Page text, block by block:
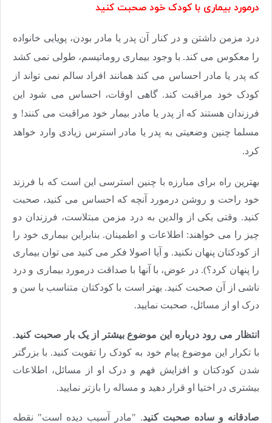
درمورد بیماری با کودک خود صحبت کنید
درد مزمن داشتن و در کنار آن پدر یا مادر بودن، پویایی خانواده
را معکوس می کند. با وجود بیماری روماتیسم، طولی نمی کشد
که پدر یا مادر احساس می کند همانند افراد سالم نمی تواند از
کودک خود مراقبت کند. گاهی اوقات، احساس می شود این
فرزندان هستند که از پدر یا مادر بیمار خود مراقبت می کنند! و
مسلما چنین وضعیتی به پدر یا مادر استرس زیادی وارد خواهد
کرد.
بهترین راه برای مبارزه با چنین استرسی این است که با فرزند
خود راحت و روشن درمورد آنچه که احساس می کنید، صحبت
کنید. وقتی یکی از والدین به درد مزمن مبتلاست، فرزندان دو
چیز را می خواهند: اطلاعات و اطمینان. بنابراین بیماری خود را
از کودکتان پنهان نکنید. و آیا اصولا فکر می کنید می توان بیماری
را پنهان کرد؟). در عوض، با آنها با صداقت درمورد بیماری و درد
ناشی از آن صحبت کنید. بهتر است با کودکتان متناسب با سن و
درک او از مسائل، صحبت نمایید.
انتظار می رود درباره این موضوع بیشتر از یک بار صحبت کنید.
با تکرار این موضوع پیام خود به کودک را تقویت کنید. با بزرگتر
شدن کودکتان و افزایش فهم و درک او از مسائل، اطلاعات
بیشتری در اختیا او قرار دهید و مساله را بازتر نمایید.
صادقانه و ساده صحبت کنید. "مادر آسیب دیده است" نقطه